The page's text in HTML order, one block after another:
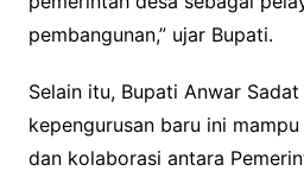
pembangunan,” ujar Bupati.
Selain itu, Bupati Anwar
kepengurusan baru ini
dan kolaborasi antara